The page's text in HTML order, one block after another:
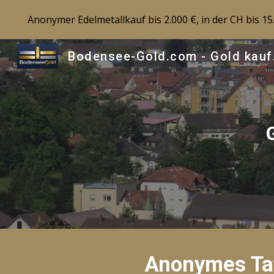
Anonymer Edelmetallkauf bis 2.000 €, in der CH bis
Anonymes